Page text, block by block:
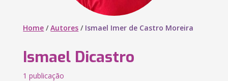
Home /Autores / Ismael Imer de Castro Moreira
Ismael Dicastro
1 publicação